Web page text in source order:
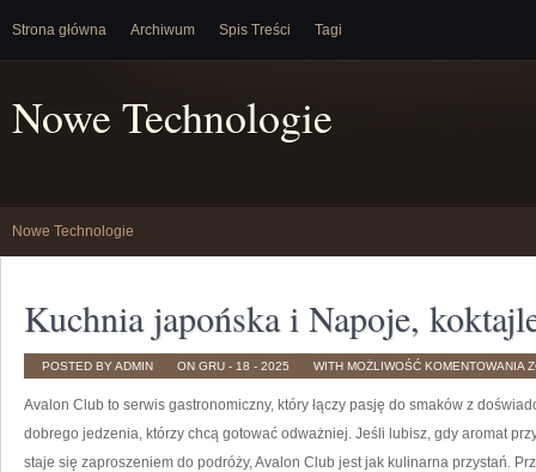
Strona główna Archiwum Spis Treści Tagi
Nowe Technologie
Nowe Technologie
Kuchnia japońska i Napoje,
POSTED BY ADMIN ON GRU - 18 - 2025 WITH MOŻLIWOŚĆ KOMENTOWANIA
I
Avalon Club to serwis gastronomiczny, który łączy pasję do smaków z
dobrego jedzenia, którzy chcą gotować odważniej. Jeśli lubisz, gdy aromat
staje się zaproszeniem do podróży, Avalon Club jest jak kulinarna przystań.